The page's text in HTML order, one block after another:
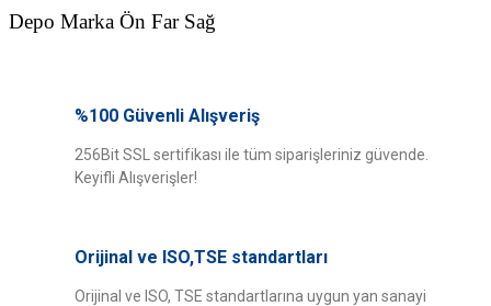
Depo Marka Ön Far Sağ
Bu ürüne ilk yorumu siz yapın!
yetersiz gördüğünüz noktaları öneri formunu kullanarak tarafımıza
iletebilirsiniz.
Görüş ve önerileriniz için teşekkür ederiz.
Ürün bilgilerinde hatalar bulunuyor.
Ürün fiyatı diğer sitelerden daha pahalı.
%100 Güvenli Alışveriş
256Bit SSL sertifikası ile tüm siparişleriniz güvende.
Keyifli Alışverişler!
Orijinal ve ISO,TSE standartları
Orijinal ve ISO, TSE standartlarına uygun yan sanayi